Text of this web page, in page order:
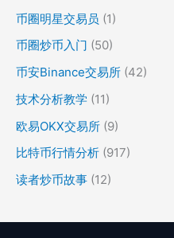
币圈明星交易员 (1)
币圈炒币入门 (50)
币安Binance交易所 (42)
技术分析教学 (11)
欧易OKX交易所 (9)
比特币行情分析 (917)
读者炒币故事 (12)